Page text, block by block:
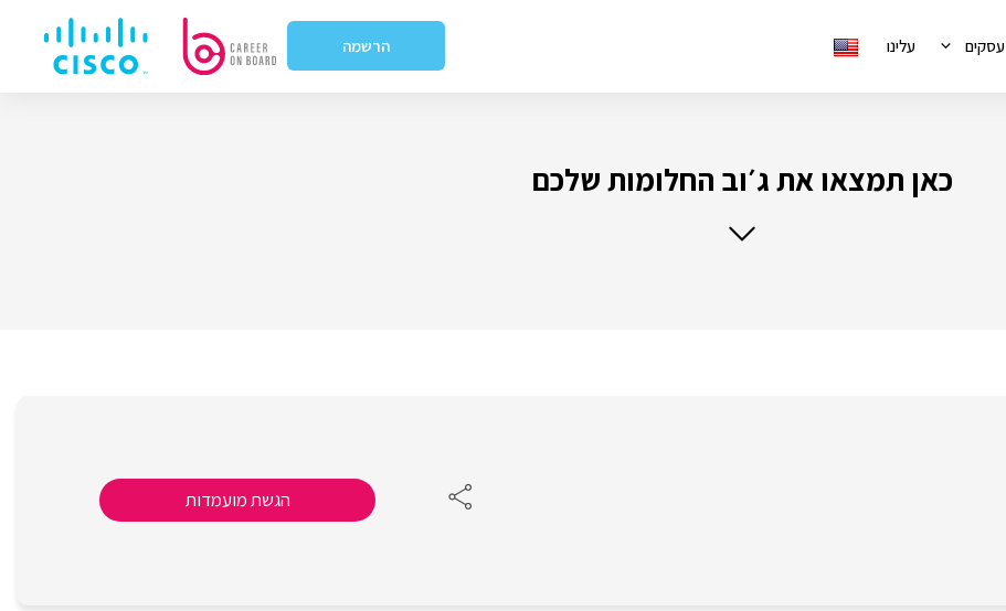
עסקים עלינו הרשמה
כאן תמצאו את ג׳וב החלומות שלכם
הגשת מועמדות